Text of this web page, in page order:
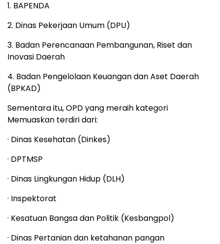
1. BAPENDA
2. Dinas Pekerjaan Umum (DPU)
3. Badan Perencanaan Pembangunan, Riset dan
Inovasi Daerah
4. Badan Pengelolaan Keuangan dan Aset Daerah
(BPKAD)
Sementara itu, OPD yang meraih kategori
Memuaskan terdiri dari:
· Dinas Kesehatan (Dinkes)
· DPTMSP
· Dinas Lingkungan Hidup (DLH)
· Inspektorat
· Kesatuan Bangsa dan Politik (Kesbangpol)
· Dinas Pertanian dan ketahanan pangan